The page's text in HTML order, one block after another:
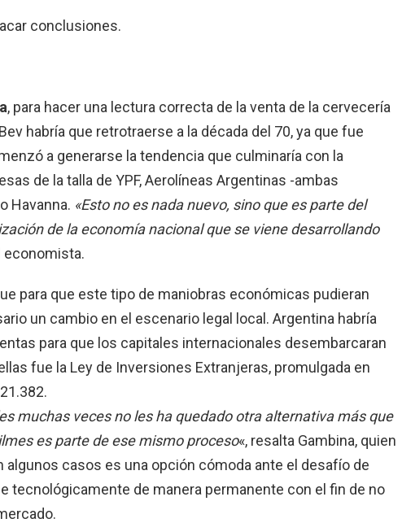
conclusiones.
, para hacer una lectura correcta de la venta de la cervecería
habría que retrotraerse a la década del 70, ya que fue
a generarse la tendencia que culminaría con la
de la talla de YPF, Aerolíneas Argentinas -ambas
Havanna. «Esto no es nada nuevo, sino que es parte del
de la economía nacional que se viene desarrollando
economista.
para que este tipo de maniobras económicas pudieran
un cambio en el escenario legal local. Argentina habría
para que los capitales internacionales desembarcaran
fue la Ley de Inversiones Extranjeras, promulgada en
muchas veces no les ha quedado otra alternativa más que
es parte de ese mismo proceso«, resalta Gambina, quien
algunos casos es una opción cómoda ante el desafío de
tecnológicamente de manera permanente con el fin de no